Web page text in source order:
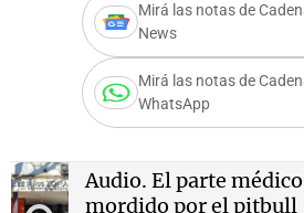
Mirá las notas de
News
Mirá las notas de
WhatsApp
Audio. El parte
mordido por el pitbull